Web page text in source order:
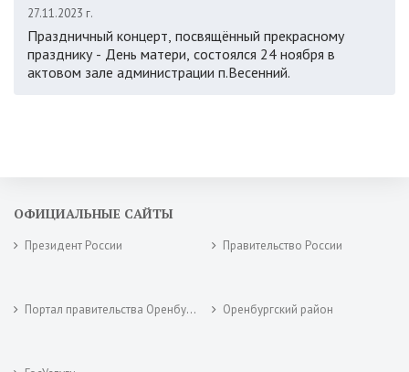
27.11.2023 г.
Праздничный концерт, посвящённый прекрасному
празднику - День матери, состоялся 24 ноября в
актовом зале администрации п.Весенний.
ОФИЦИАЛЬНЫЕ САЙТЫ
Президент России Правительство России
Портал правительства Оренбургской области Оренбургский район